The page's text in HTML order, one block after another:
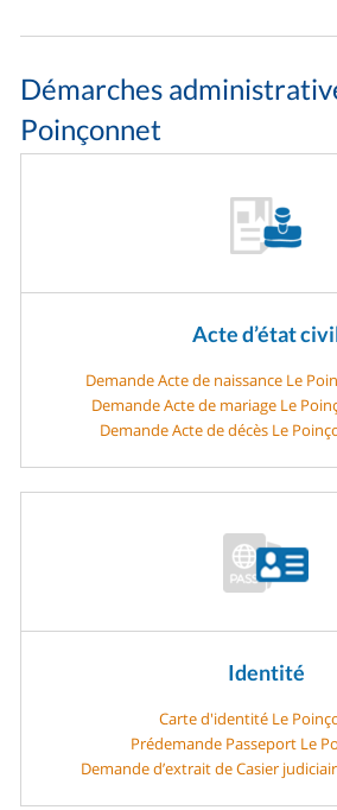
Démarches
Poinçonnet
Acte d’état
Demande Acte de naissance Le
Demande Acte de mariage Le
Demande Acte de décès Le
Identité
Carte d'identité Le
Prédemande Passeport Le
Demande d’extrait de Casier